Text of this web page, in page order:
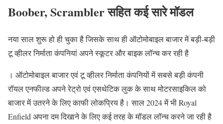
Boober, Scrambler सहित कई सारे मॉडल
नया साल शुरू हो ही चुका है जिसके साथ ही ऑटोमोबाइल बाजार में बड़ी-बड़ी
टू व्हीलर निर्माता कंपनियां अपने स्कूटर और बाइक लॉन्च कर रही है
। ऑटोमोबाइल बाजार एवं टू व्हीलर निर्माता कंपनियों में सबसे बड़ी कंपनी
रॉयल एनफील्ड अपने रेट्रो एवं एसथेटिक लुक के साथ मोटरसाइकिल को
बाजार में उतरने के लिए काफी लोकप्रिय है। साल 2024 में भी Royal
Enfield अपना दम दिखाने के लिए कई तरह के मॉडल लॉन्च करने जा रही है